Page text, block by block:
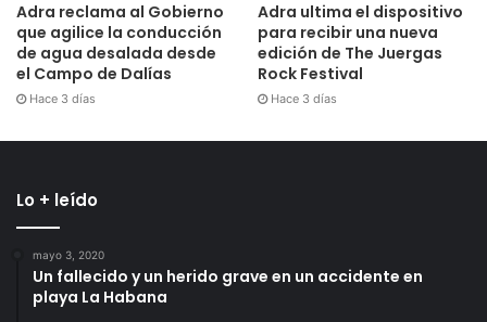
Adra reclama al Gobierno
que agilice la conducción
de agua desalada desde
el Campo de Dalías
Hace 3 días
Adra ultima el dispositivo
para recibir una nueva
edición de The Juergas
Rock Festival
Hace 3 días
Lo + leído
mayo 3, 2020
Un fallecido y un herido grave en un accidente en
playa La Habana